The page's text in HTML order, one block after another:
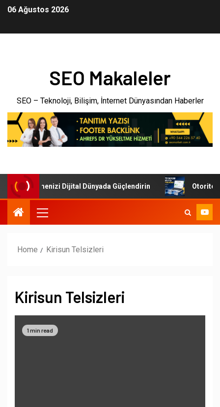
06 Ağustos 2026
SEO Makaleler
SEO – Teknoloji, Bilişim, İnternet Dünyasından Haberler
İşletmenizi Dijital Dünyada Güçlendirin Otoriter
Home Kirisun Telsizleri
Kirisun Telsizleri
1 min read